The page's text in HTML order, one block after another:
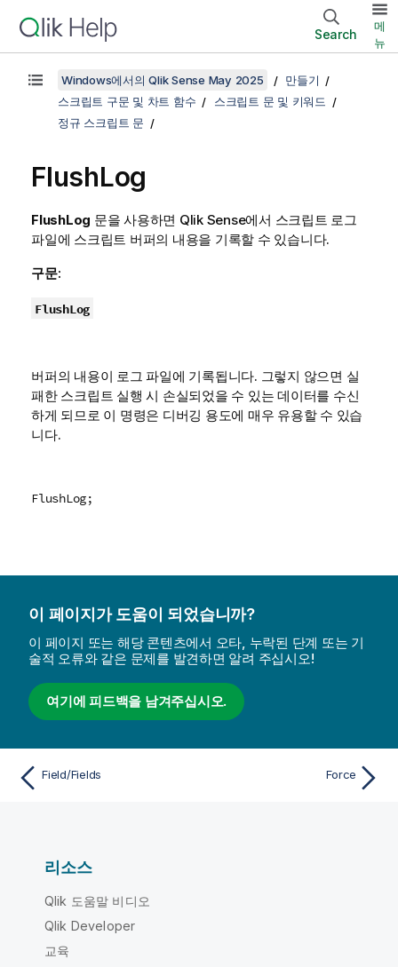
Search
메
뉴
Windows에서의 Qlik Sense May 2025
만들기
스크립트 구문 및 차트 함수
스크립트 문 및 키워드
정규 스크립트 문
FlushLog
FlushLog 문을 사용하면 Qlik Sense에서 스크립트 로그
파일에 스크립트 버퍼의 내용을 기록할 수 있습니다.
구문:
FlushLog
버퍼의 내용이 로그 파일에 기록됩니다. 그렇지 않으면 실
패한 스크립트 실행 시 손실되었을 수 있는 데이터를 수신
하게 되므로 이 명령은 디버깅 용도에 매우 유용할 수 있습
니다.
FlushLog;
이 페이지가 도움이 되었습니까?
이 페이지 또는 해당 콘텐츠에서 오타, 누락된 단계 또는 기
술적 오류와 같은 문제를 발견하면 알려 주십시오!
여기에 피드백을 남겨주십시오.
Field/Fields Force
리소스
Qlik 도움말 비디오
Qlik Developer
교육